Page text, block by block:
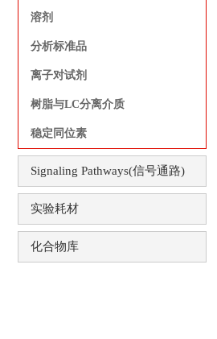
溶剂
分析标准品
离子对试剂
树脂与LC分离介质
稳定同位素
Signaling Pathways(信号通路)
实验耗材
化合物库